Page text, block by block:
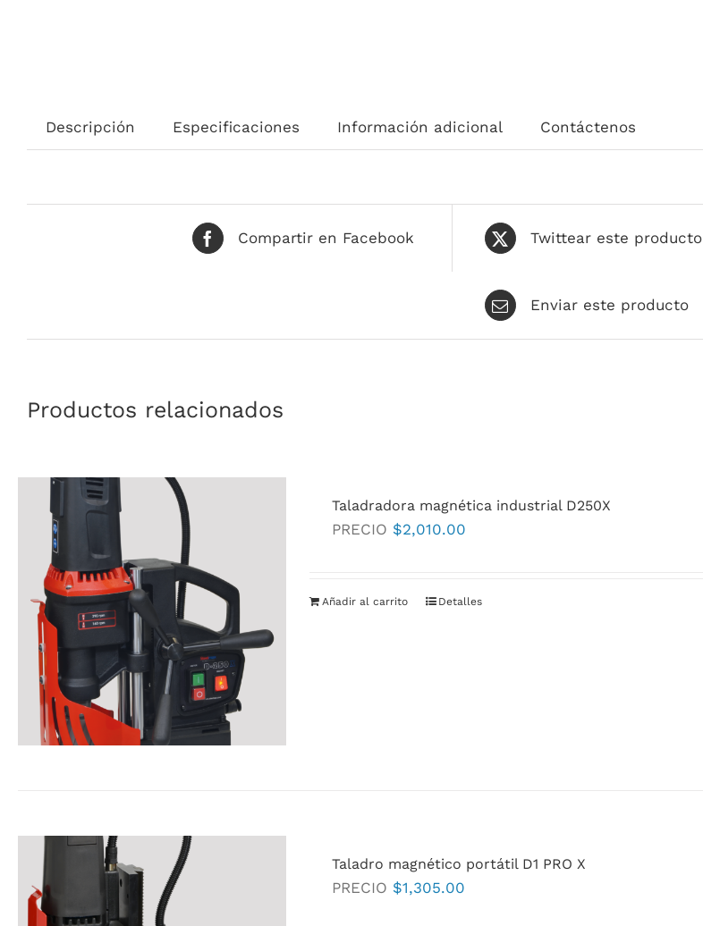
Descripción Especificaciones Información adicional Contáctenos
Compartir en Facebook Twittear este producto
Enviar este producto
Productos relacionados
Taladradora magnética industrial D250X
PRECIO $2,010.00
Añadir al carrito Detalles
Taladro magnético portátil D1 PRO X
PRECIO $1,305.00